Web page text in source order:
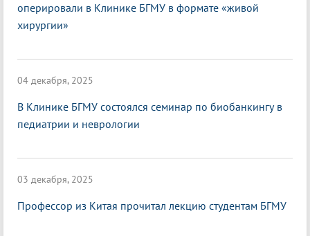
оперировали в Клинике БГМУ в формате «живой
хирургии»
04 декабря, 2025
В Клинике БГМУ состоялся семинар по биобанкингу в
педиатрии и неврологии
03 декабря, 2025
Профессор из Китая прочитал лекцию студентам БГМУ